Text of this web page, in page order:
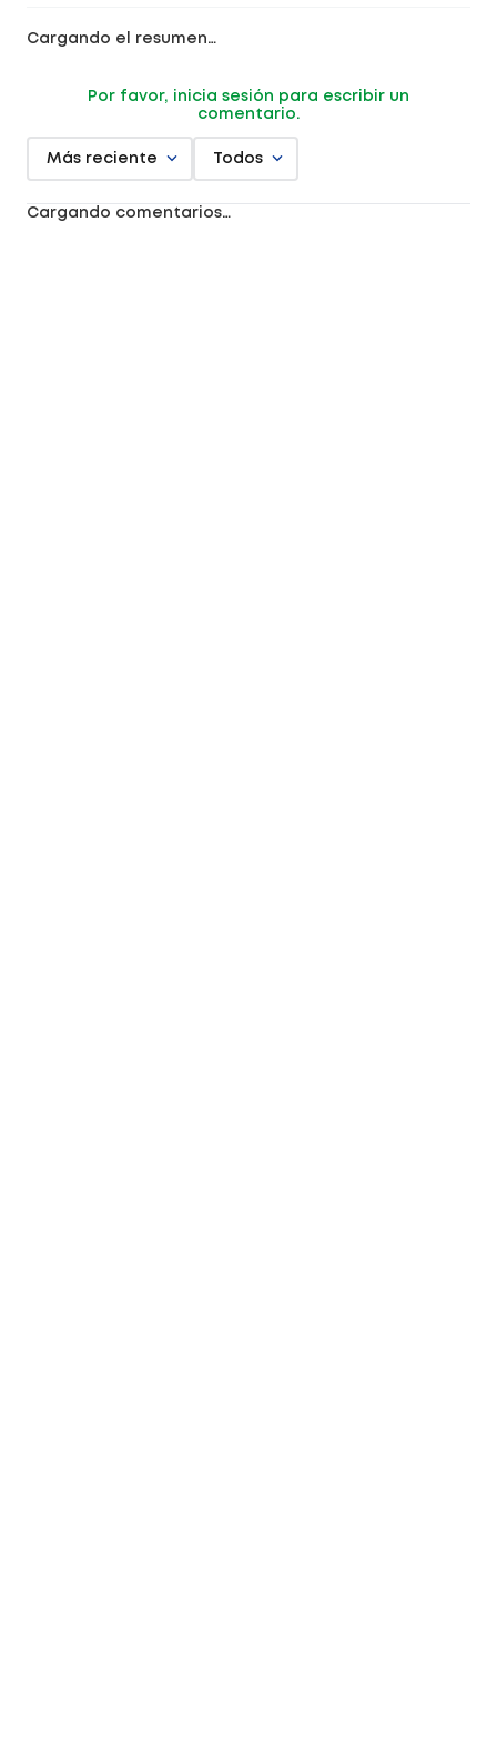
Cargando el resumen…
Por favor, inicia sesión para escribir un
comentario.
Más reciente Todos
Cargando comentarios…